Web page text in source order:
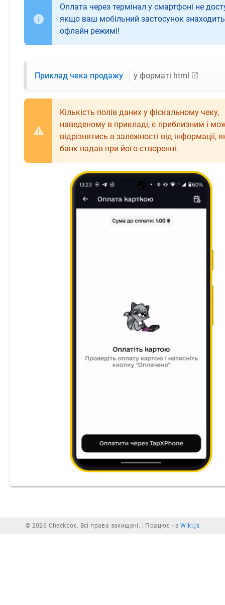
Оплата через термінал у смартфоні не
якщо ваш мобільний застосунок
офлайн режимі!
Приклад чека продажу у форматі html
Кількість полів даних у фіскальному чеку,
наведеному в прикладі, є приблизним і
відрізнятись в залежності від інформації,
банк надав при його створенні.
© 2026 Checkbox. Всі права захищені. | Працює наWiki.js